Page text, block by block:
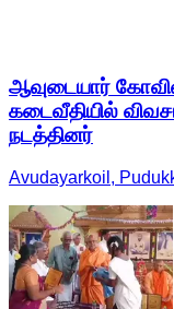
ஆவுடையார்
கடைவீதியில்
நடத்தினர்
Avudayarkoil,